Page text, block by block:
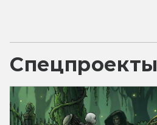
Спецпроекты